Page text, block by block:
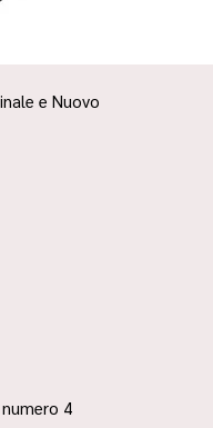
e Nuovo
4